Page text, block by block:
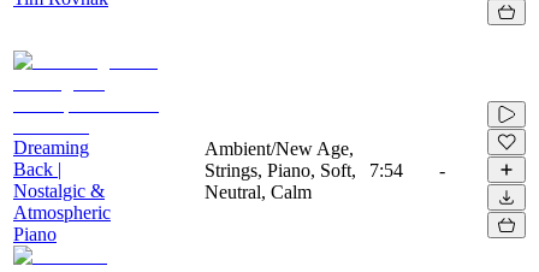
Dreaming
Back |
Nostalgic &
Atmospheric
Piano
Ambient/New Age,
Strings, Piano, Soft,
Neutral, Calm
7:54 -